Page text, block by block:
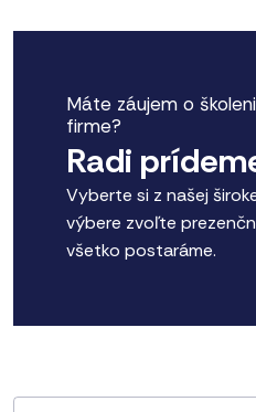
Máte záujem o
firme?
Radi
Vyberte si z našej
výbere zvoľte
všetko postaráme.